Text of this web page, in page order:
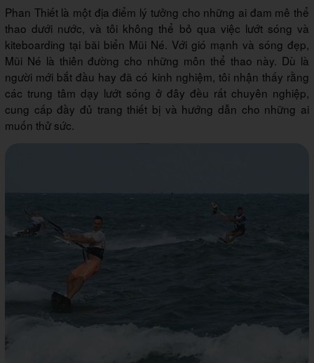
Phan Thiết là một địa điểm lý tưởng cho những ai đam mê thể
thao dưới nước, và tôi không thể bỏ qua việc lướt sóng và
kiteboarding tại bãi biển Mũi Né. Với gió mạnh và sóng đẹp,
Mũi Né là thiên đường cho những môn thể thao này. Dù là
người mới bắt đầu hay đã có kinh nghiệm, tôi nhận thấy rằng
các trung tâm dạy lướt sóng ở đây đều rất chuyên nghiệp,
cung cấp đầy đủ trang thiết bị và hướng dẫn cho những ai
muốn thử sức.